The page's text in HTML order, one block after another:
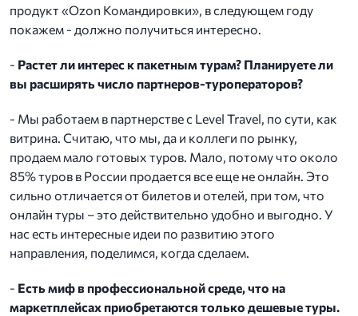
продукт «Ozon Командировки», в следующем году
покажем - должно получиться интересно.
- Растет ли интерес к пакетным турам? Планируете ли
вы расширять число партнеров-туроператоров?
- Мы работаем в партнерстве с Level Travel, по сути, как
витрина. Считаю, что мы, да и коллеги по рынку,
продаем мало готовых туров. Мало, потому что около
85% туров в России продается все еще не онлайн. Это
сильно отличается от билетов и отелей, при том, что
онлайн туры – это действительно удобно и выгодно. У
нас есть интересные идеи по развитию этого
направления, поделимся, когда сделаем.
- Есть миф в профессиональной среде, что на
маркетплейсах приобретаются только дешевые туры.